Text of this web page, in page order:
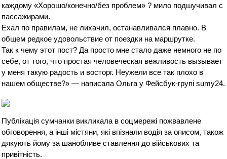
каждому «Хорошо/конечно/без проблем»? мило подшучивал с
пассажирами.
Ехал по правилам, не лихачил, останавливался плавно. В
общем редкое удовольствие от поездки на маршрутке.
Так к чему этот пост? Да просто мне стало даже немного не по
себе, от того, что простая человеческая вежливость вызывает
у меня такую радость и восторг. Неужели все так плохо в
нашем обществе?» — написала Ольга у Фейсбук-групі sumy24.
Публікація сумчанки викликала в соцмережі пожвавлене
обговорення, а інші містяни, які впізнали водія за описом, також
дякують йому за шанобливе ставлення до військових та
привітність.